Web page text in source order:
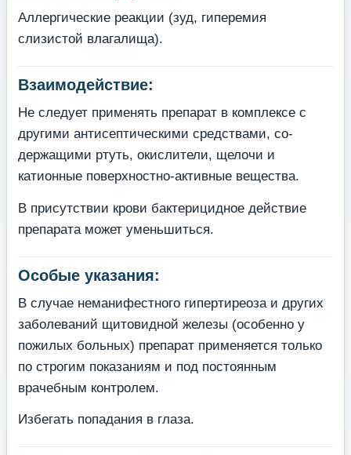
Аллергические реакции (зуд, гиперемия
слизистой влагалища).
Взаимодействие:
Не следует применять препарат в комплексе с
другими антисептическими средствами, со­
держащими ртуть, окислители, щелочи и
катионные поверхностно-активные вещества.
В присутствии крови бактерицидное действие
препарата может уменьшиться.
Особые указания:
В случае неманифестного гипертиреоза и других
заболеваний щитовидной железы (осо­бенно у
пожилых больных) препарат применяется только
по строгим показаниям и под постоянным
врачебным контролем.
Избегать попадания в глаза.